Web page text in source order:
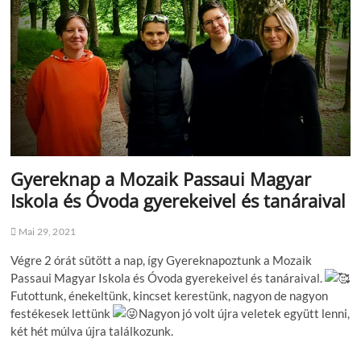
Gyereknap a Mozaik Passaui Magyar
Iskola és Óvoda gyerekeivel és tanáraival
Mai 29, 2021
Végre 2 órát sütött a nap, így Gyereknapoztunk a Mozaik
Passaui Magyar Iskola és Óvoda gyerekeivel és tanáraival.
Futottunk, énekeltünk, kincset kerestünk, nagyon de nagyon
festékesek lettünk
Nagyon jó volt újra veletek együtt lenni,
két hét múlva újra találkozunk.